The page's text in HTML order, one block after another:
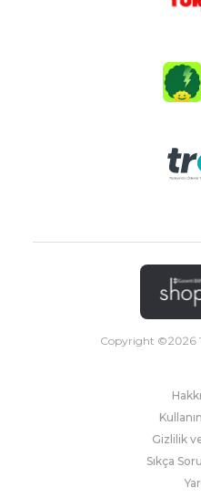
Copyright ©2026
Gizlilik
Sıkça